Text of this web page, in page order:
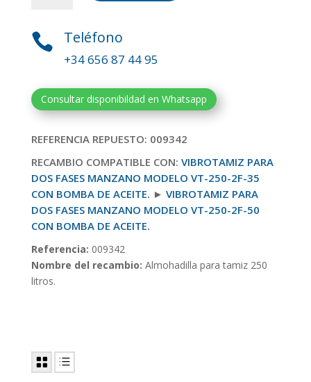
litros.
cantidad
 Teléfono
+34 656 87 44 95
Consultar disponibildad en Whatsapp
REFERENCIA REPUESTO: 009342
RECAMBIO COMPATIBLE CON: VIBROTAMIZ PARA
DOS FASES MANZANO MODELO VT-250-2F-35
CON BOMBA DE ACEITE. ► VIBROTAMIZ PARA
DOS FASES MANZANO MODELO VT-250-2F-50
CON BOMBA DE ACEITE.
Referencia: 009342
Nombre del recambio: Almohadilla para tamiz 250
litros.